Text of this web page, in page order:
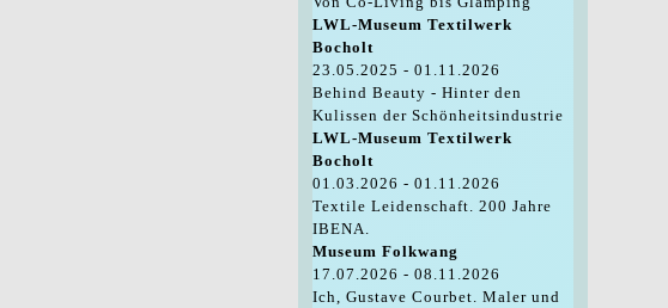
LWL-Museum Textilwerk
Bocholt
23.05.2025 - 01.11.2026
Behind Beauty - Hinter den
Kulissen der Schönheitsindustrie
LWL-Museum Textilwerk
Bocholt
01.03.2026 - 01.11.2026
Textile Leidenschaft. 200 Jahre
IBENA.
Museum Folkwang
17.07.2026 - 08.11.2026
Ich, Gustave Courbet. Maler und